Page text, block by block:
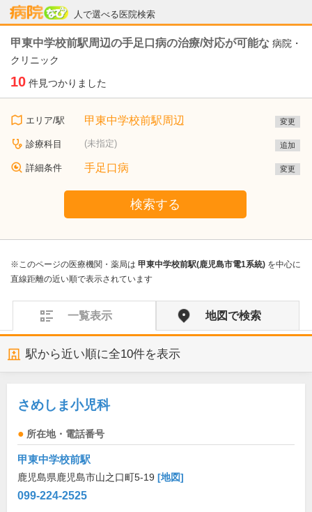
人で選べる医院検索
病院なび
甲東中学校前駅周辺の手足口病の治療/対応が可能な 病院・
クリニック
10 件見つかりました
エリア/駅 甲東中学校前駅周辺 変更
診療科目 (未指定) 追加
詳細条件 手足口病 変更
検索する
※このページの医療機関・薬局は 甲東中学校前駅(鹿児島市電1系統) を中心に
直線距離の近い順で表示されています
一覧表示 地図で検索
駅から近い順に全10件を表示
さめしま小児科
所在地・電話番号
甲東中学校前駅
鹿児島県鹿児島市山之口町5-19 [地図]
099-224-2525